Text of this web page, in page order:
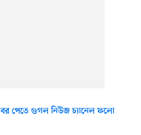
পেতে গুগল নিউজ চ্যানেল ফলো